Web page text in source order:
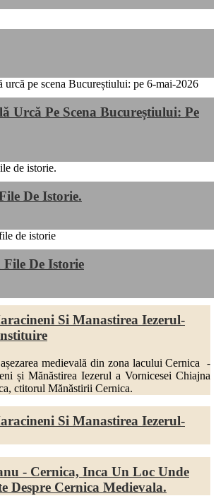
Urcă Pe Scena Bucureștiului: Pe
De Istorie.
De Istorie
Si Manastirea Iezerul-
medievală din zona lacului Cernica -
și Mănăstirea Iezerul a Vornicesei Chiajna
ctitorul Mănăstirii Cernica.
Si Manastirea Iezerul-
- Cernica, Inca Un Loc Unde
Despre Cernica Medievala.